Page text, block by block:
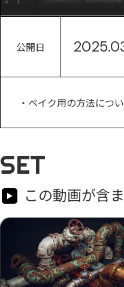
公開日
・ベイク用の方法につ
SET
この動画が含